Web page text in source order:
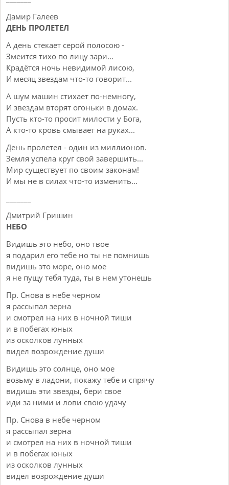
Дамир Галеев
ДЕНЬ ПРОЛЕТЕЛ
А день стекает серой полосою -
Змеится тихо по лицу зари...
Крадётся ночь невидимой лисою,
И месяц звездам что-то говорит...
А шум машин стихает по-немногу,
И звездам вторят огоньки в домах.
Пусть кто-то просит милости у Бога,
А кто-то кровь смывает на руках...
День пролетел - один из миллионов.
Земля успела круг свой завершить...
Мир существует по своим законам!
И мы не в силах что-то изменить...
Дмитрий Гришин
НЕБО
Видишь это небо, оно твое
я подарил его тебе но ты не помнишь
видишь это море, оно мое
я не пущу тебя туда, ты в нем утонешь
Пр. Снова в небе черном
я рассыпал зерна
и смотрел на них в ночной тиши
и в побегах юных
из осколков лунных
видел возрождение души
Видишь это солнце, оно мое
возьму в ладони, покажу тебе и спрячу
видишь эти звезды, бери свое
иди за ними и лови свою удачу
Пр. Снова в небе черном
я рассыпал зерна
и смотрел на них в ночной тиши
и в побегах юных
из осколков лунных
видел возрождение души